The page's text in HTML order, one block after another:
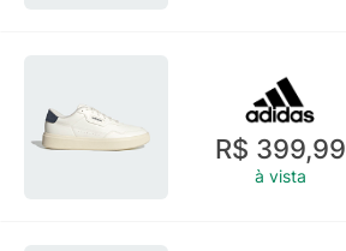
R$ 399,99
à vista